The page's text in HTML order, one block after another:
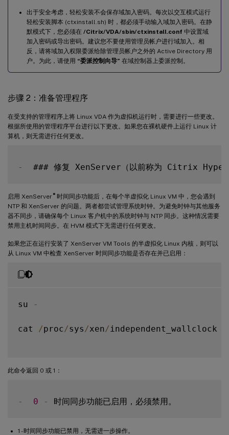
出于安全考虑，轻松安装不会保存域加入密码。每次以交互模式运行
轻松安装脚本 (ctxinstall.sh) 时，都必须手动输入域加入密码。在静
默模式下，您必须在 /Citrix/VDA/sbin/ctxinstall.conf 中设置域
加入密码或导出密码。建议您不要使用管理员帐户进行域加入。相
反，请将域加入权限委派给除管理员帐户之外的 Active Directory 用
户。为此，请使用 “委派控制向导” 在域控制器上委派控制。
步骤 2：准备管理程序
在受支持的管理程序上将 Linux VDA 作为虚拟机运行时，需要进行一些更改。
根据所使用的管理程序平台进行以下更改。如果您在裸机硬件上运行 Linux 计
算机，则无需进行任何更改。
-
启用 XenServer ®时间同步功能后，在每个半虚拟化 Linux VM 中，您会遇到
NTP 和 XenServer 的问题。两者都尝试管理系统时钟。为避免时钟与其他服务
器不同步，请确保每个 Linux 客户机中的系统时钟与 NTP 同步。这种情况需要
禁用主机时间同步。在 HVM 模式下无需进行任何更改。
如果您正在运行安装了 XenServer VM Tools 的半虚拟化 Linux 内核，则可以
从 Linux VM 中检查 XenServer 时间同步功能是否存在并已启用：
su -
cat /proc/sys /xen/ independent_wallclock
此命令返回 0 或 1：
- 0 -
1 - 时间同步功能已禁用，无需进一步操作。